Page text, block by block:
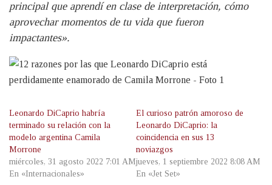
principal que aprendí en clase de interpretación, cómo
aprovechar momentos de tu vida que fueron
impactantes».
Leonardo DiCaprio habría
terminado su relación con la
modelo argentina Camila
Morrone
miércoles, 31 agosto 2022 7:01 AM
En «Internacionales»
El curioso patrón amoroso de
Leonardo DiCaprio: la
coincidencia en sus 13
noviazgos
jueves, 1 septiembre 2022 8:08 AM
En «Jet Set»